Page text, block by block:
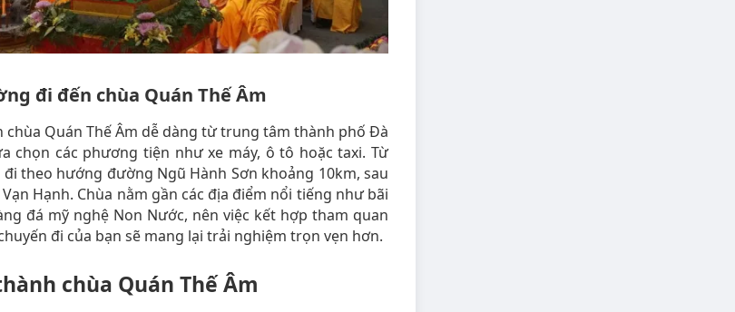
đi đến chùa Quán Thế Âm
chùa Quán Thế Âm dễ dàng từ trung tâm thành phố Đà
chọn các phương tiện như xe máy, ô tô hoặc taxi. Từ
theo hướng đường Ngũ Hành Sơn khoảng 10km, sau
Hạnh. Chùa nằm gần các địa điểm nổi tiếng như bãi
đá mỹ nghệ Non Nước, nên việc kết hợp tham quan
đi của bạn sẽ mang lại trải nghiệm trọn vẹn hơn.
chùa Quán Thế Âm